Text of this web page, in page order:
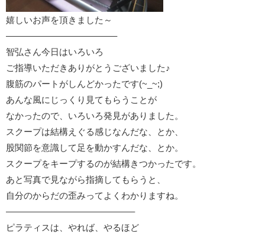
嬉しいお声を頂きました～
————————————–
智弘さん今日はいろいろ
ご指導いただきありがとうございました♪
腹筋のパートがしんどかったです(~_~;)
あんな風にじっくり見てもらうことが
なかったので、いろいろ発見がありました。
スクープは結構えぐる感じなんだな、とか、
股関節を意識して足を動かすんだな、とか。
スクープをキープするのが結構きつかったです。
あと写真で見ながら指摘してもらうと、
自分のからだの歪みってよくわかりますね。
——————————————–
ピラティスは、やれば、やるほど